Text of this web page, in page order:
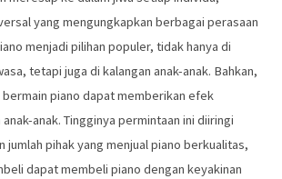
yang mengungkapkan berbagai perasaan
menjadi pilihan populer, tidak hanya di
tetapi juga di kalangan anak-anak. Bahkan,
piano dapat memberikan efek
anak. Tingginya permintaan ini diiringi
jumlah pihak yang menjual piano berkualitas,
dapat membeli piano dengan keyakinan